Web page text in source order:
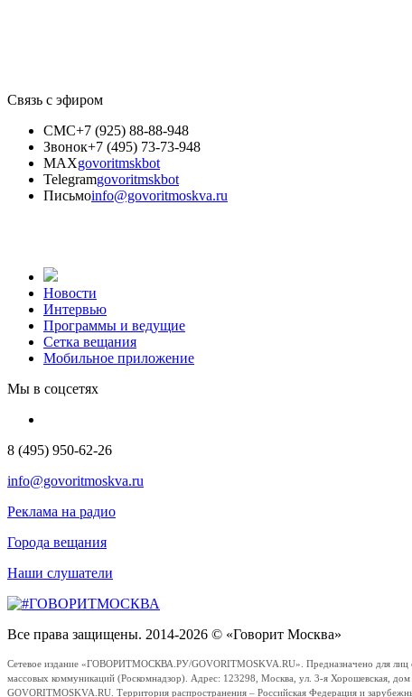
Связь с эфиром
СМС+7 (925) 88-88-948
Звонок+7 (495) 73-73-948
MAXgovoritmskbot
Telegramgovoritmskbot
Письмоinfo@govoritmoskva.ru
Новости
Интервью
Программы и ведущие
Сетка вещания
Мобильное приложение
Мы в соцсетях
8 (495) 950-62-26
info@govoritmoskva.ru
Реклама на радио
Города вещания
Наши слушатели
Все права защищены. 2014-2026 © «Говорит Москва»
Сетевое издание «ГОВОРИТМОСКВА.РУ/GOVORITMOSKVA.RU». Предназначено для лиц
массовых коммуникаций (Роскомнадзор). Адрес: 123298, Москва, ул. 3-я Хорошевская,
GOVORITMOSKVA.RU. Территория распространения – Российская Федерация и